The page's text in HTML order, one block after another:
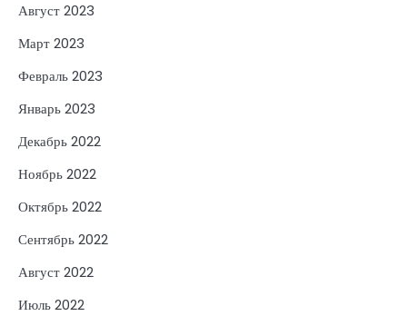
Август 2023
Март 2023
Февраль 2023
Январь 2023
Декабрь 2022
Ноябрь 2022
Октябрь 2022
Сентябрь 2022
Август 2022
Июль 2022